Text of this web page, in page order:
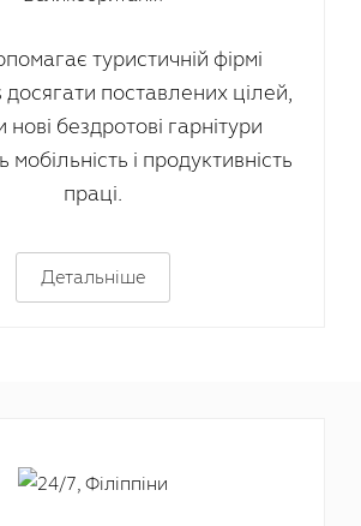
туристичній фірмі
поставлених цілей,
нові бездротові гарнітури
і продуктивність
праці.
Детальніше